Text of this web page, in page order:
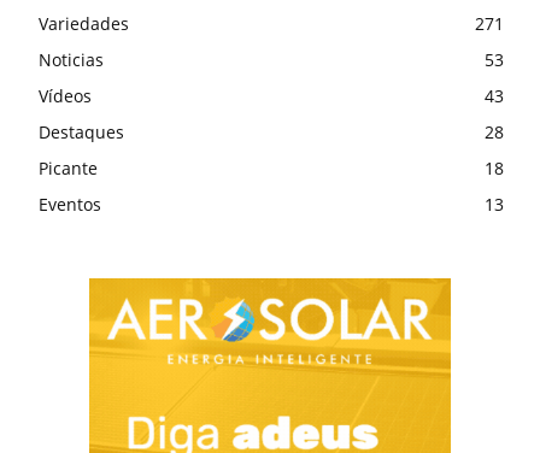
Variedades
271
Noticias
53
Vídeos
43
Destaques
28
Picante
18
Eventos
13